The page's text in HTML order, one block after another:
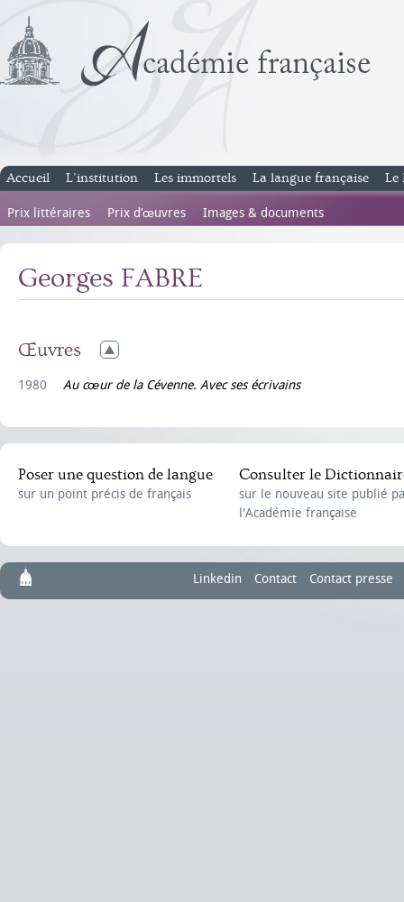
Accueil L’institution Les immortels La langue française Le
Prix littéraires Prix d’œuvres Images & documents
Georges FABRE
Œuvres
1980 Au cœur de la Cévenne. Avec ses écrivains
Poser une question de langue
sur un point précis de français
Consulter le
sur le nouveau site publié
l'Académie française
Linkedin Contact Contact presse